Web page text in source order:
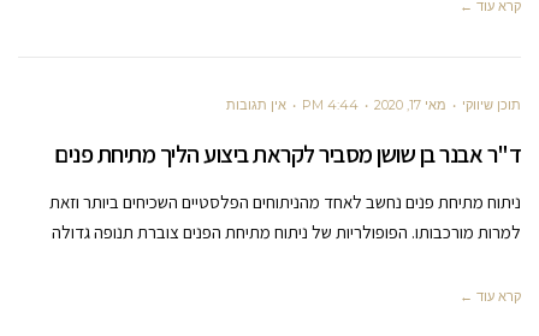
קרא עוד ←
תוכן שיווקי מאי 17, 2020 4:44 PM אין תגובות
ד"ר אבנר בן שושן מסביר לקראת ביצוע הליך מתיחת פנים
ניתוח מתיחת פנים נחשב לאחד מהניתוחים הפלסטיים השכיחים ביותר וזאת
למרות מורכבותו. הפופולריות של ניתוח מתיחת הפנים צוברת תנופה גדולה
קרא עוד ←